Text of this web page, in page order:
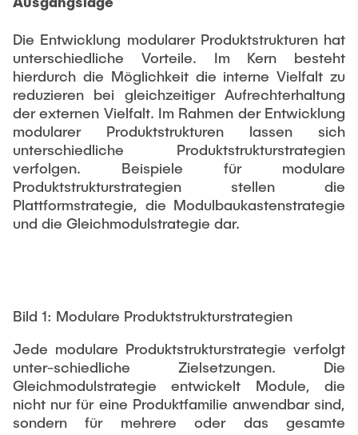
Partner
Kontakt
Anwendungsfelder
Luftfahrt
Maschinen- und Anlagenbau
Medizintechnik
Internationale Kooperationen
Abgeschlossene Projekte
LEHRE
Bachelor
Übersicht Konstruktionslehre
Grundlagen der KL
KL Gestalten
Vertiefte KL
Großes Konstruktionsprojekt
Digitale Produktentwicklung und Leichtbau
Master
Fachlabor
NTA-Forschungskommunikation
Externe Dozenten
VERANSTALTUNGEN
26th International Conference on Engineering Design
(ICED27)
36. DfX-Symposium 2025
PAD International Summer School
Die Entwicklung modularer Produktstrukturen hat
unterschiedliche Vorteile. Im Kern besteht
hierdurch die Möglichkeit die interne Vielfalt zu
reduzieren bei gleichzeitiger Aufrechterhaltung
der externen Vielfalt. Im Rahmen der Entwicklung
modularer Produktstrukturen lassen sich
unterschiedliche Produktstrukturstrategien
verfolgen. Beispiele für modulare
Produktstrukturstrategien stellen die
Plattformstrategie, die Modulbaukastenstrategie
und die Gleichmodulstrategie dar.
Bild 1: Modulare Produktstrukturstrategien
Jede modulare Produktstrukturstrategie verfolgt
unter-schiedliche Zielsetzungen. Die
Gleichmodulstrategie entwickelt Module, die
nicht nur für eine Produktfamilie anwendbar sind,
sondern für mehrere oder das gesamte